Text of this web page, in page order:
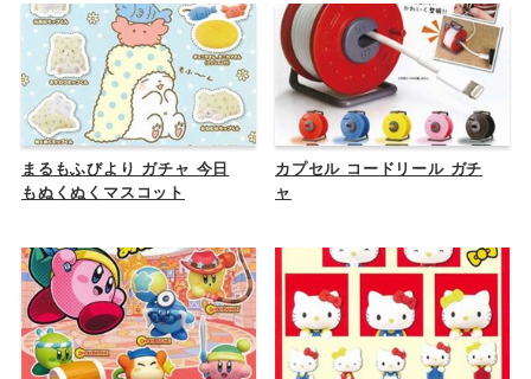
まるもふびより ガチャ 今日
もぬくぬくマスコット
カプセル コードリール ガチ
ャ